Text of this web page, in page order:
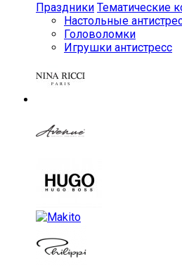
Праздники Тематические
Настольные
Головоломки
Игрушки антистресс